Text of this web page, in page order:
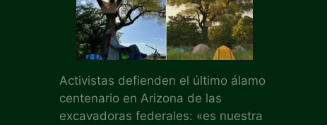
Activistas defienden el último álamo
centenario en Arizona de las
excavadoras federales: «es nuestra